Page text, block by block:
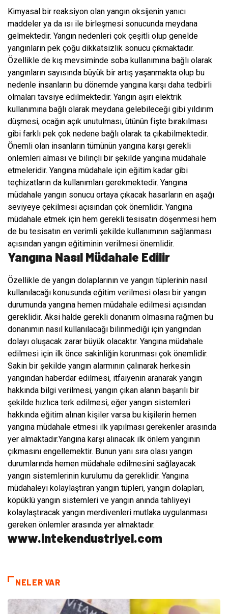
Kimyasal bir reaksiyon olan yangın oksijenin yanıcı
maddeler ya da ısı ile birleşmesi sonucunda meydana
gelmektedir. Yangın nedenleri çok çeşitli olup genelde
yangınların pek çoğu dikkatsizlik sonucu çıkmaktadır.
Özellikle de kış mevsiminde soba kullanımına bağlı olarak
yangınların sayısında büyük bir artış yaşanmakta olup bu
nedenle insanların bu dönemde yangına karşı daha tedbirli
olmaları tavsiye edilmektedir. Yangın aşırı elektrik
kullanımına bağlı olarak meydana gelebileceği gibi yıldırım
düşmesi, ocağın açık unutulması, ütünün fişte bırakılması
gibi farklı pek çok nedene bağlı olarak ta çıkabilmektedir.
Önemli olan insanların tümünün yangına karşı gerekli
önlemleri alması ve bilinçli bir şekilde yangına müdahale
etmeleridir. Yangına müdahale için eğitim kadar gibi
teçhizatların da kullanımları gerekmektedir. Yangına
müdahale yangın sonucu ortaya çıkacak hasarların en aşağı
seviyeye çekilmesi açısından çok önemlidir. Yangına
müdahale etmek için hem gerekli tesisatın döşenmesi hem
de bu tesisatın en verimli şekilde kullanımının sağlanması
açısından yangın eğitiminin verilmesi önemlidir.
Yangına Nasıl Müdahale Edilir
Özellikle de yangın dolaplarının ve yangın tüplerinin nasıl
kullanılacağı konusunda eğitim verilmesi olası bir yangın
durumunda yangına hemen müdahale edilmesi açısından
gereklidir. Aksi halde gerekli donanım olmasına rağmen bu
donanımın nasıl kullanılacağı bilinmediği için yangından
dolayı oluşacak zarar büyük olacaktır. Yangına müdahale
edilmesi için ilk önce sakinliğin korunması çok önemlidir.
Sakin bir şekilde yangın alarmının çalınarak herkesin
yangından haberdar edilmesi, itfaiyenin aranarak yangın
hakkında bilgi verilmesi, yangın çıkan alanın başarılı bir
şekilde hızlıca terk edilmesi, eğer yangın sistemleri
hakkında eğitim alınan kişiler varsa bu kişilerin hemen
yangına müdahale etmesi ilk yapılması gerekenler arasında
yer almaktadır.Yangına karşı alınacak ilk önlem yangının
çıkmasını engellemektir. Bunun yanı sıra olası yangın
durumlarında hemen müdahale edilmesini sağlayacak
yangın sistemlerinin kurulumu da gereklidir. Yangına
müdahaleyi kolaylaştıran yangın tüpleri, yangın dolapları,
köpüklü yangın sistemleri ve yangın anında tahliyeyi
kolaylaştıracak yangın merdivenleri mutlaka uygulanması
gereken önlemler arasında yer almaktadır.
www.intekendustriyel.com
NELER VAR